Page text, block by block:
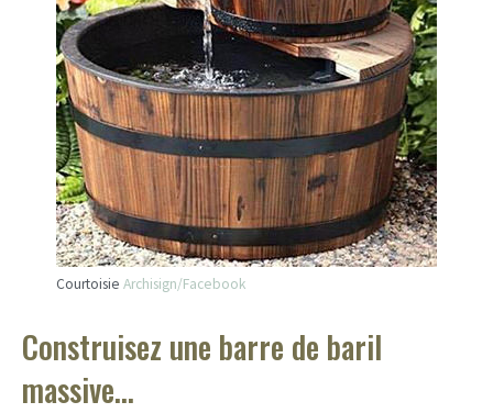
Courtoisie Archisign/Facebook
Construisez une barre de baril
massive…